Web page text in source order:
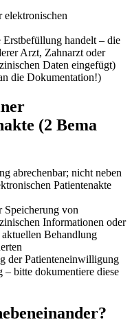
elektronischen
handelt – die
Arzt, Zahnarzt oder
Daten eingefügt)
die Dokumentation!)
(2 Bema
abrechenbar; nicht neben
Patientenakte
Speicherung von
Informationen oder
Behandlung
der Patienteneinwilligung
bitte dokumentiere diese